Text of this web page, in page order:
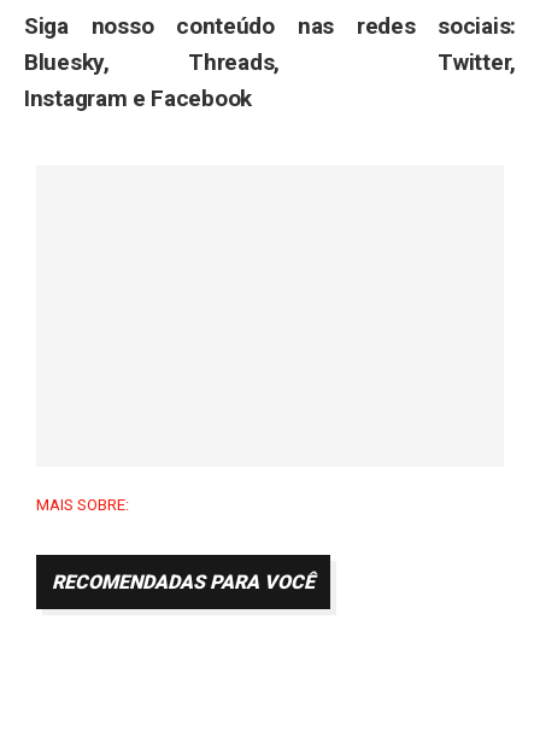
Siga nosso conteúdo nas redes sociais:
Bluesky, Threads, Twitter,
Instagram e Facebook
MAIS SOBRE:
RECOMENDADAS PARA VOCÊ